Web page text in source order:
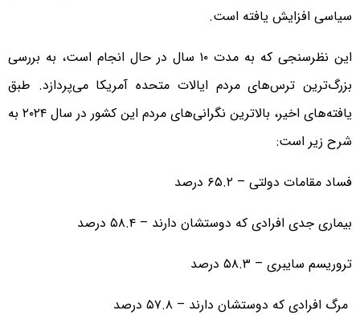
سیاسی افزایش یافته است.
این نظرسنجی که به مدت ۱۰ سال در حال انجام است، به بررسی
بزرگ‌ترین ترس‌های مردم ایالات متحده آمریکا می‌پردازد. طبق
یافته‌های اخیر، بالاترین نگرانی‌های مردم این کشور در سال ۲۰۲۴ به
شرح زیر است:
فساد مقامات دولتی – ۶۵.۲ درصد
بیماری جدی افرادی که دوستشان دارند – ۵۸.۴ درصد
تروریسم سایبری – ۵۸.۳ درصد
مرگ افرادی که دوستشان دارند – ۵۷.۸ درصد